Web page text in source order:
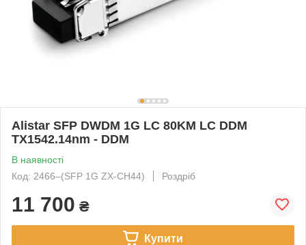
Alistar SFP DWDM 1G LC 80KM LC DDM
TX1542.14nm - DDM
В наявності
Код: 2466‒(SFP 1G ZX-CH44)
Роздріб
11 700 ₴
Купити